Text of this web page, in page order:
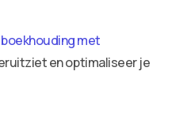
met
en optimaliseer je